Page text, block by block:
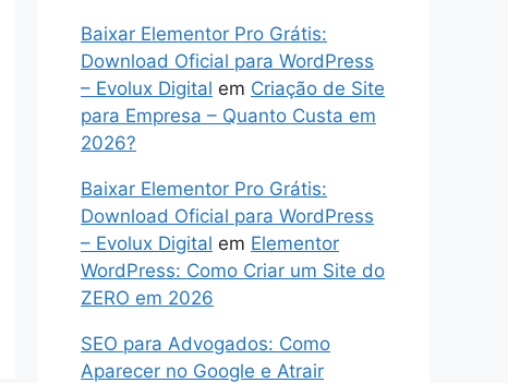
Baixar Elementor Pro Grátis:
Download Oficial para WordPress
– Evolux Digital em Criação de Site
para Empresa – Quanto Custa em
2026?
Baixar Elementor Pro Grátis:
Download Oficial para WordPress
– Evolux Digital em Elementor
WordPress: Como Criar um Site do
ZERO em 2026
SEO para Advogados: Como
Aparecer no Google e Atrair